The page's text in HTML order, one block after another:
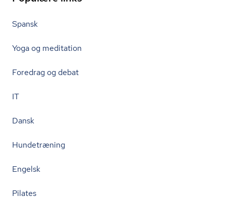
Spansk
Yoga og meditation
Foredrag og debat
IT
Dansk
Hundetræning
Engelsk
Pilates